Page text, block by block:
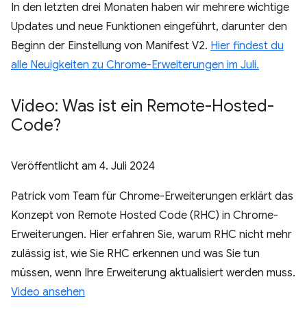
In den letzten drei Monaten haben wir mehrere wichtige
Updates und neue Funktionen eingeführt, darunter den
Beginn der Einstellung von Manifest V2. Hier findest du
alle Neuigkeiten zu Chrome-Erweiterungen im Juli.
Video: Was ist ein Remote-Hosted-
Code?
Veröffentlicht am 4. Juli 2024
Patrick vom Team für Chrome-Erweiterungen erklärt das
Konzept von Remote Hosted Code (RHC) in Chrome-
Erweiterungen. Hier erfahren Sie, warum RHC nicht mehr
zulässig ist, wie Sie RHC erkennen und was Sie tun
müssen, wenn Ihre Erweiterung aktualisiert werden muss.
Video ansehen